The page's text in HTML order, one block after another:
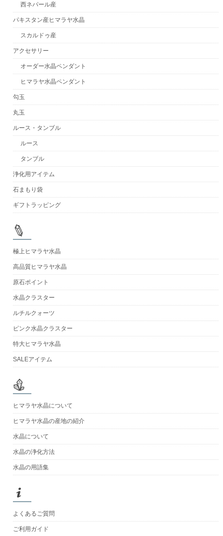
西ネパール産
パキスタン産ヒマラヤ水晶
スカルドゥ産
アクセサリー
オーダー水晶ペンダント
ヒマラヤ水晶ペンダント
勾玉
丸玉
ルース・タンブル
ルース
タンブル
浄化用アイテム
石まもり袋
ギフトラッピング
極上ヒマラヤ水晶
高品質ヒマラヤ水晶
原石ポイント
水晶クラスター
ルチルクォーツ
ピンク水晶クラスター
特大ヒマラヤ水晶
SALEアイテム
ヒマラヤ水晶について
ヒマラヤ水晶の産地の紹介
水晶について
水晶の浄化方法
水晶の用語集
よくあるご質問
ご利用ガイド